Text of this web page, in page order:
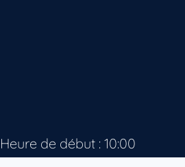
Heure de début : 10:00